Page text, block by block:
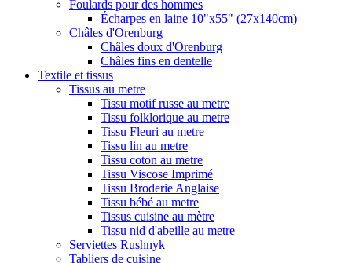
Foulards pour des hommes
Écharpes en laine 10"x55" (27x140cm)
Châles d'Orenburg
Châles doux d'Orenburg
Châles fins en dentelle
Textile et tissus
Tissus au metre
Tissu motif russe au metre
Tissu folklorique au metre
Tissu Fleuri au metre
Tissu lin au metre
Tissu coton au metre
Tissu Viscose Imprimé
Tissu Broderie Anglaise
Tissu bébé au metre
Tissus cuisine au mètre
Tissu nid d'abeille au metre
Serviettes Rushnyk
Tabliers de cuisine